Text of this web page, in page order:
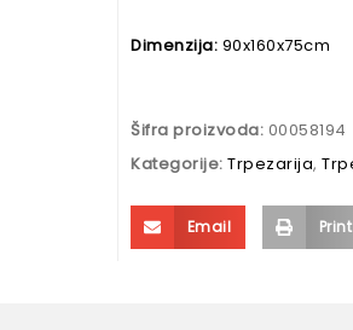
Dimenzija: 90x160x75cm
Šifra proizvoda: 00058194
Kategorije: Trpezarija,
Email Print